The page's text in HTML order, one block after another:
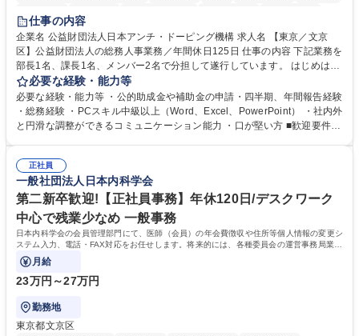
賞与あり
育休あり
食事補助あり
仕事の内容
企業名 公益財団法人日本アンチ・ドーピング機構 求人名 【東京／文京
区】公益財団法人の総務人事業務／年間休日125日 仕事の内容 下記業務を
部長1名、課長1名、メンバー2名で分担して遂行しています。 はじめは担
当者として業務を覚えていただき、ゆくゆくはリーダーやマネージャーポ
ジションとして活躍いただくことを期待しています。 【総務・人事グルー
プの業務内容】 ・人事制度関連 ・採用活動 ・教育研修の企画、実行 ・勤
怠管理 ・官公庁への各種提出 ・法定の会議運営（評議員会、理事会） ・
管理 ・福利厚生関連 ・職員からの問合せ、相談対応 ・その他日常の総務
業務全般 募集職種 【東京／文京区】公益財団法人の総務人事業務／年間
休日125日
必要な経験・能力等
必要な経験・能力等 ・公的助成金や補助金の申請・四半期、年間報告経験
・総務経験 ・PCスキル中級以上（Word、Excel、PowerPoint） ・社内外
と円滑な調整ができるコミュニケーション能力 ・口が堅い方 ■歓迎要件
正社員
一般社団法人日本内科学会
第二新卒歓迎!【正社員事務】年休120日/デスクワーク
中心で残業少なめ 一般事務
日本内科学会の会員管理部門にて、医師（会員）の年会費徴収や住所等個人情報の変更シ
ステム入力、電話・FAX対応をお任せします。将来的には、各種委員会の運営事務局業務
などにも幅広く携わっていただきます。
月給
23万円～27万円
勤務地
東京都文京区